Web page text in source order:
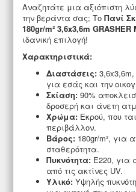
Αναζητάτε μια αξιόπιστη
την βεράντα σας; Το Πανί
180gr/m² 3,6x3,6m
ιδανική επιλογή!
Χαρακτηριστικά:
Διαστάσεις: 3,6x3,6m,
για εσάς και την
Σκίαση: 90%
δροσερή και άνετη
Χρώμα: Εκρού, που
περιβάλλον.
Βάρος: 180gr/m², για
σταθερότητα.
Πυκνότητα: Ε220, για
από τις ακτίνες UV.
Υλικό: Υψηλής